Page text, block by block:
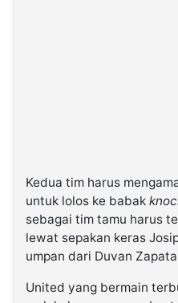
Kedua tim harus
untuk lolos ke babak
sebagai tim tamu harus
lewat sepakan keras
umpan dari Duvan
United yang bermain